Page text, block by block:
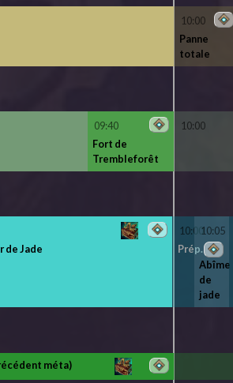
10:00
Panne
totale
09:40
Fort de
Trembleforêt
10:00
de Jade
10:00
Prép.
10:05
Abîme
de
jade
méta)